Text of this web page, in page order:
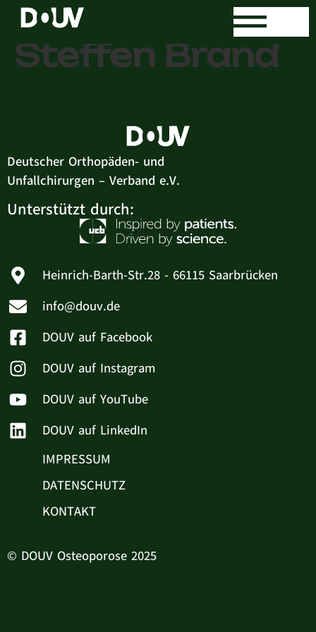
Dr. med.
Steffen Brand
Deutscher Orthopäden- und
Unfallchirurgen – Verband e.V.
Unterstützt durch:
Heinrich-Barth-Str.28 - 66115 Saarbrücken
info@douv.de
DOUV auf Facebook
DOUV auf Instagram
DOUV auf YouTube
DOUV auf LinkedIn
IMPRESSUM
DATENSCHUTZ
KONTAKT
© DOUV Osteoporose 2025